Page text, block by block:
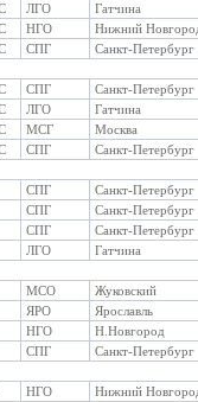
ЛГО Гатчина
НГО Нижний
СПГ Санкт-Петербург
СПГ Санкт-Петербург
ЛГО Гатчина
МСГ Москва
СПГ Санкт-Петербург
СПГ Санкт-Петербург
СПГ Санкт-Петербург
СПГ Санкт-Петербург
ЛГО Гатчина
МСО Жуковский
ЯРО Ярославль
НГО Н.Новгород
СПГ Санкт-Петербург
НГО Нижний